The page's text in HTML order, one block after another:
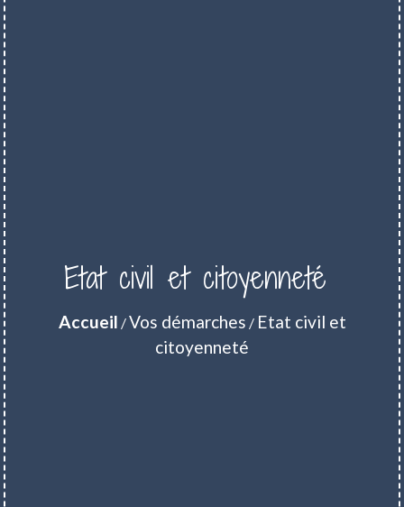
Etat civil et citoyenneté
Accueil /Vos démarches / Etat civil et
citoyenneté